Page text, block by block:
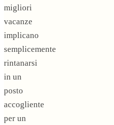
migliori
vacanze
implicano
semplicemente
rintanarsi
in un
posto
accogliente
per un